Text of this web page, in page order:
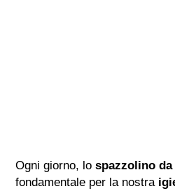
Ogni giorno, lospazzolino
fondamentale per la nostra